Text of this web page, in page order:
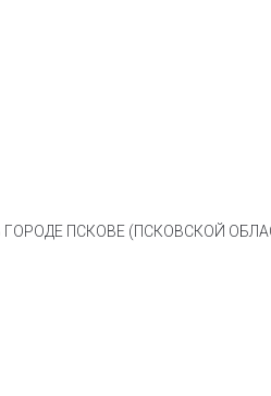
ПСКОВЕ (ПСКОВСКОЙ